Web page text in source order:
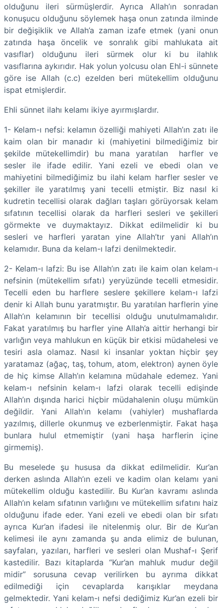
olduğunu ileri sürmüşlerdir. Ayrıca Allah’ın sonradan
konuşucu olduğunu söylemek haşa onun zatında ilminde
bir değişiklik ve Allah’a zaman izafe etmek (yani onun
zatında haşa öncelik ve sonralık gibi mahlukata ait
vasıflar) olduğunu ileri sürmek olur ki bu ilahlık
vasıflarına aykırıdır. Hak yolun yolcusu olan Ehl-i sünnete
göre ise Allah (c.c) ezelden beri mütekellim olduğunu
ispat etmişlerdir.
Ehli sünnet ilahı kelamı ikiye ayırmışlardır.
1- Kelam-ı nefsi: kelamın özelliği mahiyeti Allah’ın zatı ile
kaim olan bir manadır ki (mahiyetini bilmediğimiz bir
şekilde mütekellimdir) bu mana yaratılan harfler ve
sesler ile ifade edilir. Yani ezeli ve ebedi olan ve
mahiyetini bilmediğimiz bu ilahi kelam harfler sesler ve
şekiller ile yaratılmış yani tecelli etmiştir. Biz nasıl ki
kudretin tecellisi olarak dağları taşları görüyorsak kelam
sıfatının tecellisi olarak da harfleri sesleri ve şekilleri
görmekte ve duymaktayız. Dikkat edilmelidir ki bu
sesleri ve harfleri yaratan yine Allah’tır yani Allah’ın
kelamıdır. Buna da kelam-ı lafzi denilmektedir.
2- Kelam-ı lafzi: Bu ise Allah’ın zatı ile kaim olan kelam-ı
nefsinin (mütekellim sıfatı) yeryüzünde tecelli etmesidir.
Tecelli eden bu harflere seslere şekillere kelam-ı lafzi
denir ki Allah bunu yaratmıştır. Bu yaratılan harflerin yine
Allah’ın kelamının bir tecellisi olduğu unutulmamalıdır.
Fakat yaratılmış bu harfler yine Allah’a aittir herhangi bir
varlığın veya mahlukun en küçük bir etkisi müdahelesi ve
tesiri asla olamaz. Nasıl ki insanlar yoktan hiçbir şey
yaratamaz (ağaç, taş, tohum, atom, elektron) aynen öyle
de hiç kimse Allah’ın kelamına müdahale edemez. Yani
kelam-ı nefsinin kelam-ı lafzi olarak tecelli edişinde
Allah’ın dışında harici hiçbir müdahalenin oluşu mümkün
değildir. Yani Allah’ın kelamı (vahiyler) mushaflarda
yazılmış, dillerle okunmuş ve ezberlenmiştir. Fakat haşa
bunlara hulul etmemiştir (yani haşa harflerin içine
girmemiş).
Bu meselede şu hususa da dikkat edilmelidir. Kur’an
derken aslında Allah’ın ezeli ve kadim olan kelamı yani
mütekellim olduğu kastedilir. Bu Kur’an kavramı aslında
Allah’ın kelam sıfatının varlığını ve mütekellim sıfatını haiz
olduğunu ifade eder. Yani ezeli ve ebedi olan bir sıfatı
ayrıca Kur’an ifadesi ile nitelenmiş olur. Bir de Kur’an
kelimesi ile aynı zamanda şu anda elimiz de bulunan,
sayfaları, yazıları, harfleri ve sesleri olan Mushaf-ı Şerif
kastedilir. Bazı kitaplarda “Kur’an mahluk mudur değil
midir” sorusuna cevap verilirken bu ayrıma dikkat
edilmediği için cevaplarda karışıklar meydana
gelmektedir. Yani kelam-ı nefsi dediğimiz Kur’an ezeli bir